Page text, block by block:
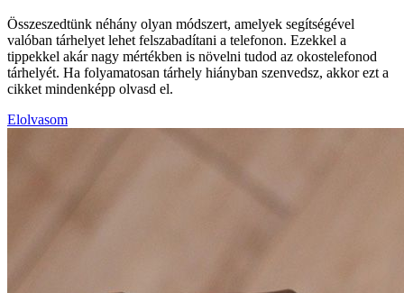
Összeszedtünk néhány olyan módszert, amelyek segítségével
valóban tárhelyet lehet felszabadítani a telefonon. Ezekkel a
tippekkel akár nagy mértékben is növelni tudod az okostelefonod
tárhelyét. Ha folyamatosan tárhely hiányban szenvedsz, akkor ezt a
cikket mindenképp olvasd el.
Elolvasom